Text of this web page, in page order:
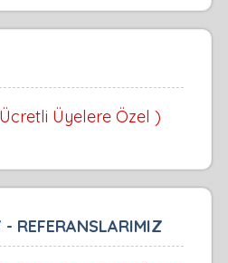
Üyelere Özel )
REFERANSLARIMIZ